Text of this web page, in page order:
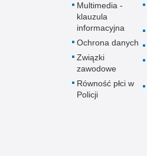
Multimedia -
klauzula
informacyjna
Ochrona danych
Związki
zawodowe
Równość płci w
Policji